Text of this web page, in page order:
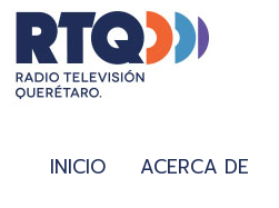
INICIO ACERCA DE